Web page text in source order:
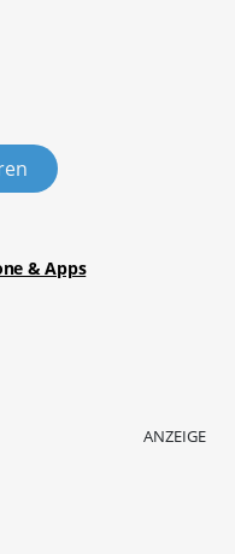
& Apps
ANZEIGE